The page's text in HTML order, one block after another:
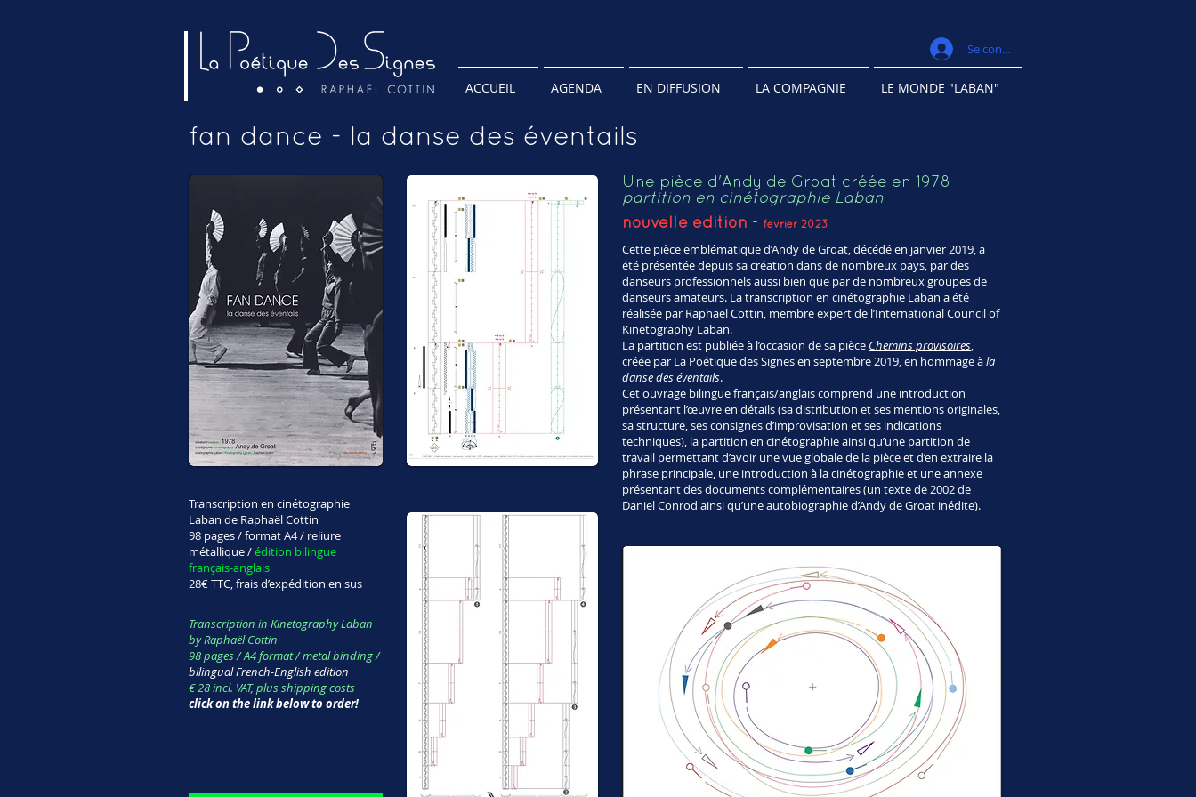
Se connecter
ACCUEIL AGENDA EN DIFFUSION LA COMPAGNIE LE MONDE "LABAN"
fan dance - la danse des éventails
Transcription en cinétographie
Laban de Raphaël Cottin
98 pages / format A4 / reliure
métallique /édition bilingue
français-anglais
28€ TTC, frais d’expédition en sus
Transcription in Kinetography Laban
by Raphaël Cottin
98 pages / A4 format / metal binding /
bilingual French-English edition
€ 28 incl. VAT, plus shipping costs
click on the link below to order!
Une pièce d'Andy de Groat créée en 1978
partition en cinétographie Laban
nouvelle édition - février 2023
Cette pièce emblématique d’Andy de Groat, décédé en janvier 2019, a
été présentée depuis sa création dans de nombreux pays, par des
danseurs professionnels aussi bien que par de nombreux groupes de
danseurs amateurs. La transcription en cinétographie Laban a été
réalisée par Raphaël Cottin, membre expert de l’International Council of
Kinetography Laban.
La partition est publiée à l’occasion de sa pièce Chemins provisoires,
créée par La Poétique des Signes en septembre 2019, en hommage àla
danse des éventails.
Cet ouvrage bilingue français/anglais comprend une introduction
présentant l’œuvre en détails (sa distribution et ses mentions originales,
sa structure, ses consignes d’improvisation et ses indications
techniques), la partition en cinétographie ainsi qu’une partition de
travail permettant d’avoir une vue globale de la pièce et d’en extraire la
phrase principale, une introduction à la cinétographie et une annexe
présentant des documents complémentaires (un texte de 2002 de
Daniel Conrod ainsi qu’une autobiographie d’Andy de Groat inédite).